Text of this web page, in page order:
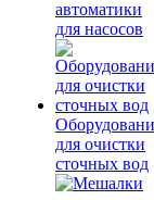
автоматики
для насосов
для очистки
сточных вод